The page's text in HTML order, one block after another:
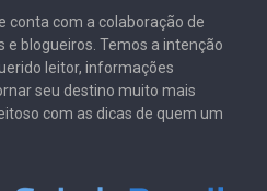
conta com a colaboração de
e blogueiros. Temos a intenção
leitor, informações
seu destino muito mais
com as dicas de quem um